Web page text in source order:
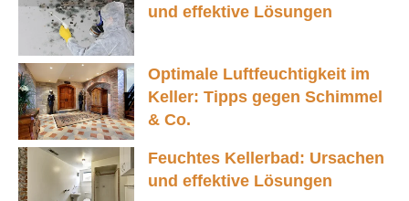
und effektive Lösungen
Optimale Luftfeuchtigkeit im
Keller: Tipps gegen Schimmel
& Co.
Feuchtes Kellerbad: Ursachen
und effektive Lösungen